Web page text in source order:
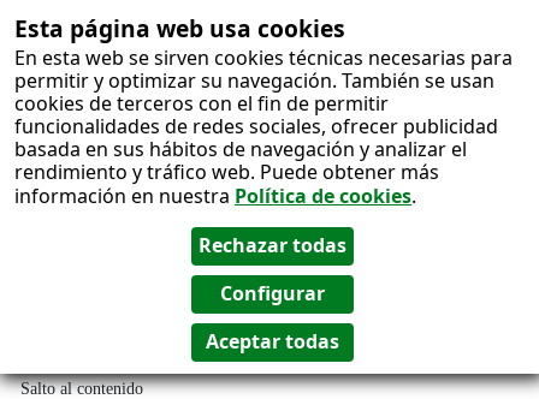
Esta página web usa cookies
En esta web se sirven cookies técnicas necesarias para
permitir y optimizar su navegación. También se usan
cookies de terceros con el fin de permitir
funcionalidades de redes sociales, ofrecer publicidad
basada en sus hábitos de navegación y analizar el
rendimiento y tráfico web. Puede obtener más
información en nuestra Política de cookies.
Salto al contenido